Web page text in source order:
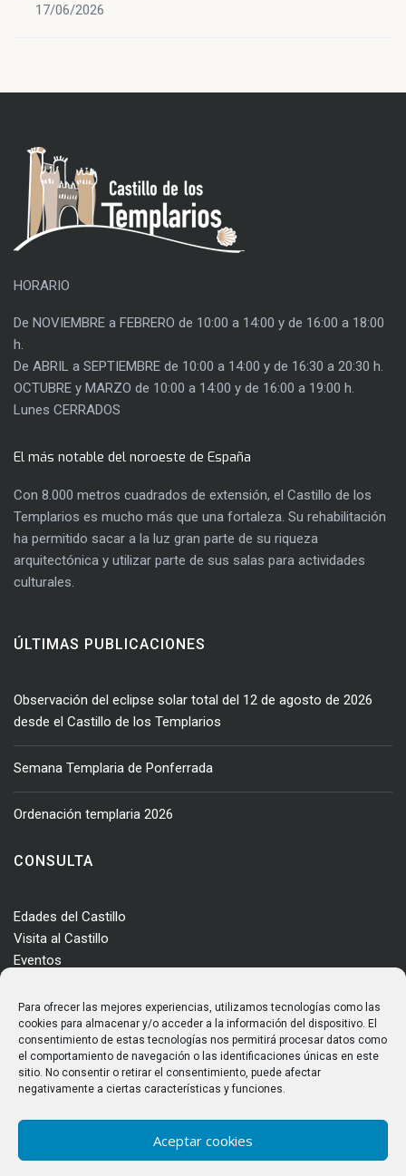
Para ofrecer las mejores experiencias, utilizamos tecnologías como las
cookies para almacenar y/o acceder a la información del dispositivo. El
consentimiento de estas tecnologías nos permitirá procesar datos como
el comportamiento de navegación o las identificaciones únicas en este
sitio. No consentir o retirar el consentimiento, puede afectar
negativamente a ciertas características y funciones.
Aceptar cookies
17/06/2026
HORARIO
De NOVIEMBRE a FEBRERO de 10:00 a 14:00 y de 16:00 a 18:00
h.
De ABRIL a SEPTIEMBRE de 10:00 a 14:00 y de 16:30 a 20:30 h.
OCTUBRE y MARZO de 10:00 a 14:00 y de 16:00 a 19:00 h.
Lunes CERRADOS
El más notable del noroeste de España
Con 8.000 metros cuadrados de extensión, el Castillo de los
Templarios es mucho más que una fortaleza. Su rehabilitación
ha permitido sacar a la luz gran parte de su riqueza
arquitectónica y utilizar parte de sus salas para actividades
culturales.
ÚLTIMAS PUBLICACIONES
Observación del eclipse solar total del 12 de agosto de 2026
desde el Castillo de los Templarios
Semana Templaria de Ponferrada
Ordenación templaria 2026
CONSULTA
Edades del Castillo
Visita al Castillo
Eventos
Enclave
Más información
Consultas
Horarios y tarifas